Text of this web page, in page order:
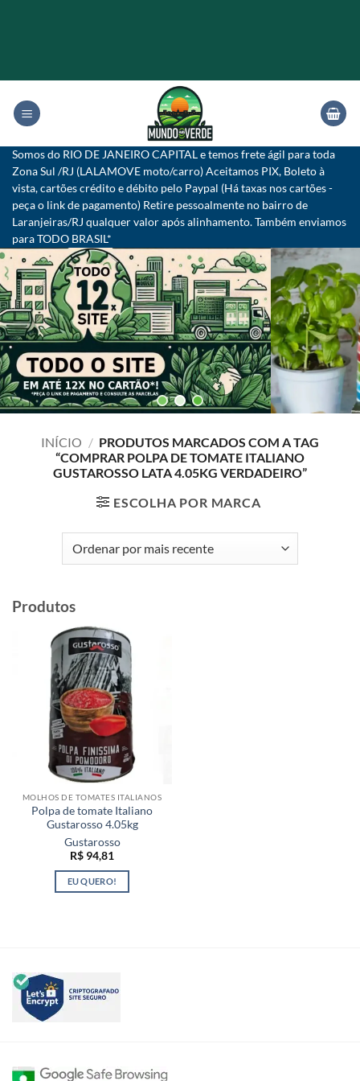
content
Somos do RIO DE JANEIRO CAPITAL e temos frete ágil para toda
Zona Sul /RJ (LALAMOVE moto/carro) Aceitamos PIX, Boleto à
vista, cartões crédito e débito pelo Paypal (Há taxas nos cartões -
peça o link de pagamento) Retire pessoalmente no bairro de
Laranjeiras/RJ qualquer valor após alinhamento. Também enviamos
para TODO BRASIL*
INÍCIO / PRODUTOS MARCADOS COM A TAG
“COMPRAR POLPA DE TOMATE ITALIANO
GUSTAROSSO LATA 4.05KG VERDADEIRO”
ESCOLHA POR MARCA
Produtos
MOLHOS DE TOMATES ITALIANOS
Polpa de tomate Italiano
Gustarosso 4.05kg
Gustarosso
R$ 94,81
EU QUERO!